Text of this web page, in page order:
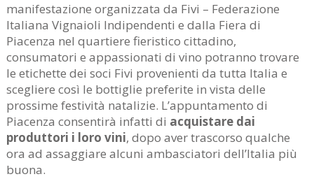
manifestazione organizzata da Fivi – Federazione
Italiana Vignaioli Indipendenti e dalla Fiera di
Piacenza nel quartiere fieristico cittadino,
consumatori e appassionati di vino potranno trovare
le etichette dei soci Fivi provenienti da tutta Italia e
scegliere così le bottiglie preferite in vista delle
prossime festività natalizie. L’appuntamento di
Piacenza consentirà infatti di acquistare dai
produttori i loro vini, dopo aver trascorso qualche
ora ad assaggiare alcuni ambasciatori dell’Italia più
buona.